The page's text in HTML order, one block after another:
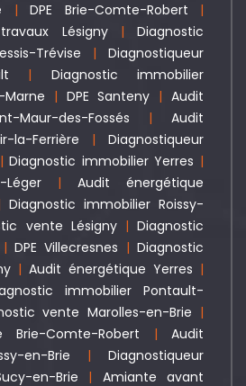
|DPE Brie-Comte-Robert |
Lésigny|Diagnostic
Trévise | Diagnostiqueur
| Diagnostic immobilier
| DPE Santeny |Audit
Maur-des-Fossés | Audit
la-Ferrière | Diagnostiqueur
|Diagnostic immobilier Yerres |
Léger | Audit énergétique
Diagnostic immobilier Roissy-
vente Lésigny|Diagnostic
|DPE Villecresnes |Diagnostic
| Audit énergétique Yerres |
immobilier Pontault-
vente Marolles-en-Brie |
Brie-Comte-Robert | Audit
en-Brie | Diagnostiqueur
en-Brie | Amiante avant